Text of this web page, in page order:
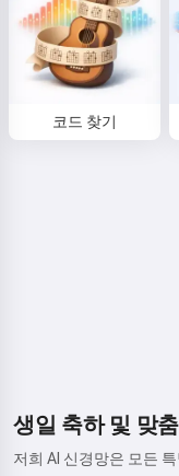
코드 찾기
생일 축하 및 맞
저희 AI 신경망은 모든